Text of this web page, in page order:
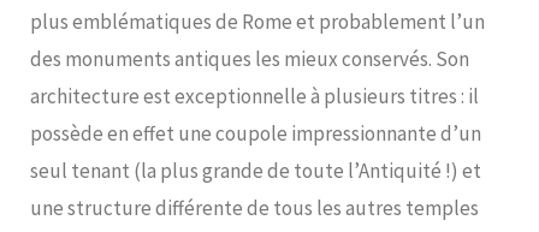
plus emblématiques de Rome et probablement l’un
des monuments antiques les mieux conservés. Son
architecture est exceptionnelle à plusieurs titres : il
possède en effet une coupole impressionnante d’un
seul tenant (la plus grande de toute l’Antiquité !) et
une structure différente de tous les autres temples